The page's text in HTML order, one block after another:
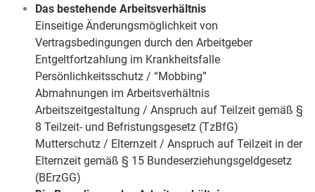
Das bestehende Arbeitsverhältnis
Einseitige Änderungsmöglichkeit von
Vertragsbedingungen durch den Arbeitgeber
Entgeltfortzahlung im Krankheitsfalle
Persönlichkeitsschutz / “Mobbing”
Abmahnungen im Arbeitsverhältnis
Arbeitszeitgestaltung / Anspruch auf Teilzeit gemäß §
8 Teilzeit- und Befristungsgesetz (TzBfG)
Mutterschutz / Elternzeit / Anspruch auf Teilzeit in der
Elternzeit gemäß § 15 Bundeserziehungsgeldgesetz
(BErzGG)